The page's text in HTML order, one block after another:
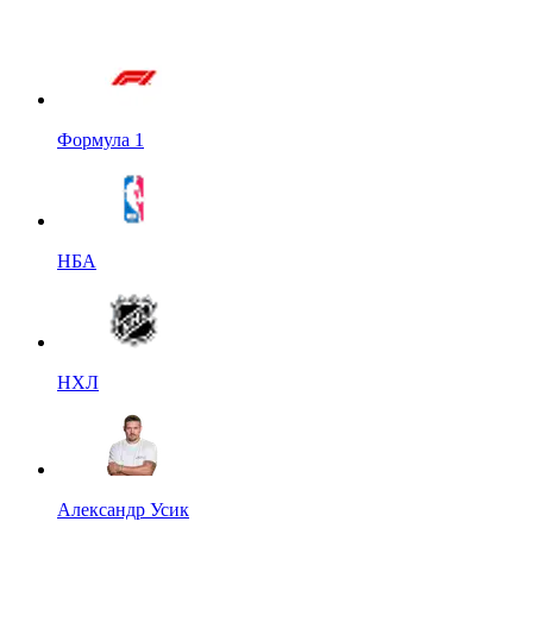
Формула 1
НБА
НХЛ
Александр Усик